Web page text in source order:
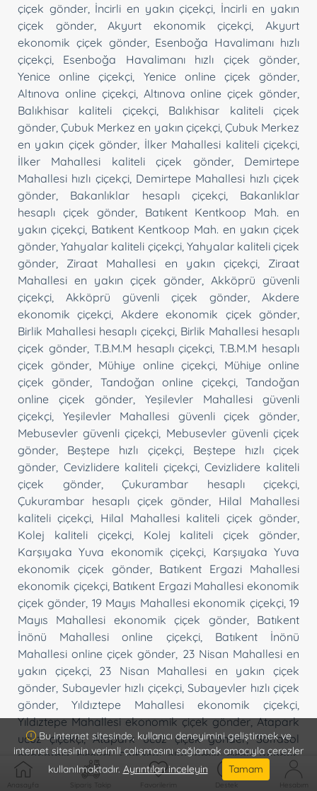
çiçek gönder, İncirli en yakın çiçekçi İncirli en yakın
çiçek gönder,Akyurt ekonomik çiçekçi ,Akyurt
ekonomik çiçek gönder, Esenboğa Havalimanı hızlı
çiçekçi
Esenboğa Havalimanı hızlı çiçek gönder
Yenice online çiçekçi
Yenice online çiçek gönder
Altınova online çiçekçi, Altınova online çiçek gönder
Balıkhisar kaliteli çiçekçi, Balıkhisar kaliteli çiçek
gönder ,Çubuk Merkez en yakın çiçekçi, Çubuk Merkez
en yakın çiçek gönder İlker Mahallesi kaliteli çiçekçi
İlker Mahallesi kaliteli çiçek gönder, Demirtepe
Mahallesi hızlı çiçekçi, Demirtepe Mahallesi hızlı çiçek
gönder
Bakanlıklar hesaplı çiçekçi, Bakanlıklar
hesaplı çiçek gönder, Batıkent Kentkoop Mah. en
yakın çiçekçi Batıkent Kentkoop Mah. en yakın çiçek
gönder ,Yahyalar kaliteli çiçekçi, Yahyalar kaliteli çiçek
gönder
Ziraat Mahallesi en yakın çiçekçi, Ziraat
Mahallesi en yakın çiçek gönder
Akköprü güvenli
çiçekçi
Akköprü güvenli çiçek gönder
Akdere
ekonomik çiçekçi
Akdere ekonomik çiçek gönder
Birlik Mahallesi hesaplı çiçekçi, Birlik Mahallesi hesaplı
çiçek gönder, T.B.M.M hesaplı çiçekçi ,T.B.M.M hesaplı
çiçek gönder
Mühiye online çiçekçi, Mühiye online
çiçek gönder
Tandoğan online çiçekçi,Tandoğan
online çiçek gönder
Yeşilevler Mahallesi güvenli
çiçekçi
Yeşilevler Mahallesi güvenli çiçek gönder
Mebusevler güvenli çiçekçi Mebusevler güvenli çiçek
gönder
Beştepe hızlı çiçekçi, Beştepe hızlı çiçek
gönder Cevizlidere kaliteli çiçekçi,Cevizlidere kaliteli
çiçek gönder, Çukurambar hesaplı çiçekçi
Çukurambar hesaplı çiçek gönder
Hilal Mahallesi
kaliteli çiçekçi
Hilal Mahallesi kaliteli çiçek gönder
Kolej kaliteli çiçekçi, Kolej kaliteli çiçek gönder
Karşıyaka Yuva ekonomik çiçekçi
Karşıyaka Yuva
ekonomik çiçek gönder, Batıkent Ergazi Mahallesi
ekonomik çiçekçi, Batıkent Ergazi Mahallesi ekonomik
çiçek gönder 19 Mayıs Mahallesi ekonomik çiçekçi,19
Mayıs Mahallesi ekonomik çiçek gönder, Batıkent
İnönü Mahallesi online çiçekçi, Batıkent İnönü
Mahallesi online çiçek gönder 23 Nisan Mahallesi en
yakın çiçekçi, 23 Nisan Mahallesi en yakın çiçek
gönder Subayevler hızlı çiçekçi, Subayevler hızlı çiçek
gönder
Yıldıztepe Mahallesi ekonomik çiçekçi
Yıldıztepe Mahallesi ekonomik çiçek gönder,Atapark
ucuz çiçekçi,Atapark ucuz çiçek gönder,Solfasol
ekonomik çiçekçi,Solfasol ekonomik çiçek gönder,
Baraj hızlı çiçekçi,Baraj hızlı çiçek gönder,
Kutlu
Anasayfa Sipariş Takip Favorilerim Destek Hesabım
Bu internet sitesinde, kullanıcı deneyimini geliştirmek ve
internet sitesinin verimli çalışmasını sağlamak amacıyla çerezler
kullanılmaktadır. Ayrıntıları inceleyin Tamam